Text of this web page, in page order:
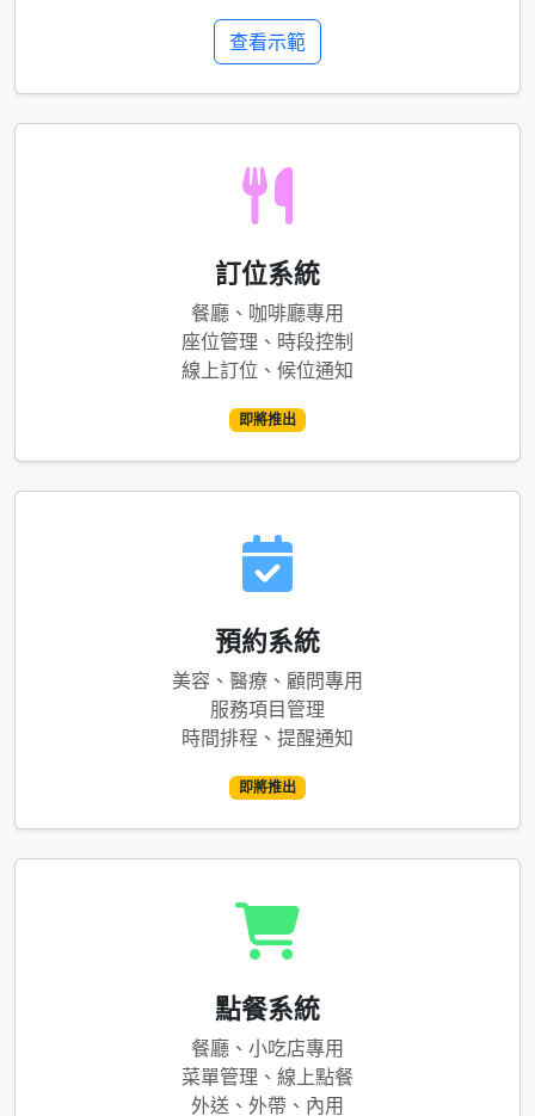
查看示範
訂位系統
餐廳、咖啡廳專用
座位管理、時段控制
線上訂位、候位通知
即將推出
預約系統
美容、醫療、顧問專用
服務項目管理
時間排程、提醒通知
即將推出
點餐系統
餐廳、小吃店專用
菜單管理、線上點餐
外送、外帶、內用